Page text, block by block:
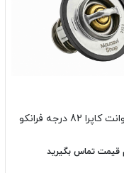
درجه فرانکو
قیمت تماس بگیرید